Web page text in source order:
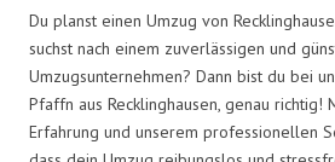
Du planst einen Umzug von
suchst nach einem zuverlässigen und
Umzugsunternehmen? Dann bist du bei
Pfaffn aus Recklinghausen, genau richtig!
Erfahrung und unserem professionellen